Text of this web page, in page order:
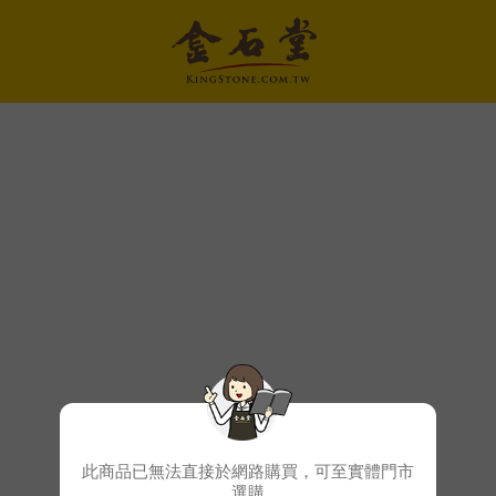
此商品已無法直接於網路購買，可至實體門市
選購